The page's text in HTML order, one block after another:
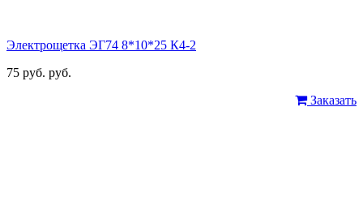
Электрощетка ЭГ74 8*10*25 К4-2
75 руб. руб.
Заказать